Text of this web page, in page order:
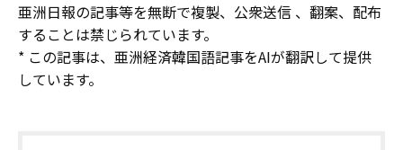
亜洲日報の記事等を無断で複製、公衆送信 、翻案、配布
することは禁じられています。
* この記事は、亜洲経済韓国語記事をAIが翻訳して提供
しています。